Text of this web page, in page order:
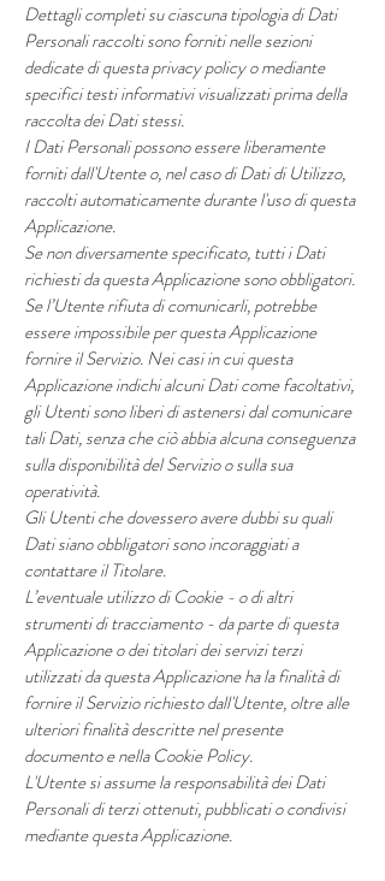
Dettagli completi su ciascuna tipologia di Dati
Personali raccolti sono forniti nelle sezioni
dedicate di questa privacy policy o mediante
specifici testi informativi visualizzati prima della
raccolta dei Dati stessi.
I Dati Personali possono essere liberamente
forniti dall'Utente o, nel caso di Dati di Utilizzo,
raccolti automaticamente durante l'uso di questa
Applicazione.
Se non diversamente specificato, tutti i Dati
richiesti da questa Applicazione sono obbligatori.
Se l’Utente rifiuta di comunicarli, potrebbe
essere impossibile per questa Applicazione
fornire il Servizio. Nei casi in cui questa
Applicazione indichi alcuni Dati come facoltativi,
gli Utenti sono liberi di astenersi dal comunicare
tali Dati, senza che ciò abbia alcuna conseguenza
sulla disponibilità del Servizio o sulla sua
operatività.
Gli Utenti che dovessero avere dubbi su quali
Dati siano obbligatori sono incoraggiati a
contattare il Titolare.
L’eventuale utilizzo di Cookie - o di altri
strumenti di tracciamento - da parte di questa
Applicazione o dei titolari dei servizi terzi
utilizzati da questa Applicazione ha la finalità di
fornire il Servizio richiesto dall'Utente, oltre alle
ulteriori finalità descritte nel presente
documento e nella Cookie Policy.
L'Utente si assume la responsabilità dei Dati
Personali di terzi ottenuti, pubblicati o condivisi
mediante questa Applicazione.